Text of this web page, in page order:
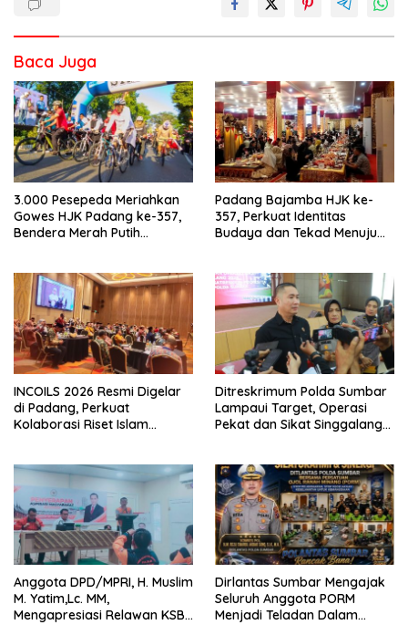
Baca Juga
3.000 Pesepeda Meriahkan
Gowes HJK Padang ke-357,
Bendera Merah Putih
Padang Bajamba HJK ke-
357, Perkuat Identitas
Budaya dan Tekad Menuju
INCOILS 2026 Resmi Digelar
di Padang, Perkuat
Kolaborasi Riset Islam
Ditreskrimum Polda Sumbar
Lampaui Target, Operasi
Pekat dan Sikat Singgalang
Anggota DPD/MPRI, H. Muslim
M. Yatim,Lc. MM,
Mengapresiasi Relawan KSB
Dirlantas Sumbar Mengajak
Seluruh Anggota PORM
Menjadi Teladan Dalam